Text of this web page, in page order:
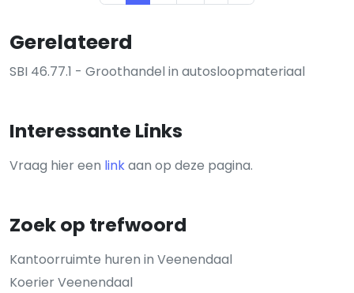
Gerelateerd
SBI 46.77.1 - Groothandel in autosloopmateriaal
Interessante Links
Vraag hier een linkaan op deze pagina.
Zoek op trefwoord
Kantoorruimte huren in Veenendaal
Koerier Veenendaal